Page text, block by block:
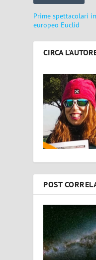
Prime spettacolari
europeo Euclid
CIRCA
POST